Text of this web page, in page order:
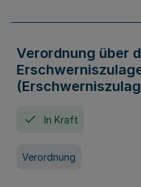
Verordnung über
In Kraft
Verordnung